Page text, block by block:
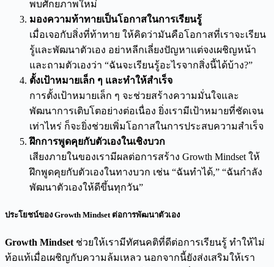
พบศักยภาพใหม่
มองความท้าทายเป็นโอกาสในการเรียนรู้
เมื่อเจอกับสิ่งที่ท้าทาย ให้คิดว่ามันคือโอกาสที่เราจะเรียน
รู้และพัฒนาตัวเอง อย่าหลีกเลี่ยงปัญหาแต่จงเผชิญหน้า
และถามตัวเองว่า “ฉันจะเรียนรู้อะไรจากสิ่งนี้ได้บ้าง?”
ตั้งเป้าหมายเล็ก ๆ และทำให้สำเร็จ
การตั้งเป้าหมายเล็ก ๆ จะช่วยสร้างความมั่นใจและ
พัฒนาการเติบโตอย่างต่อเนื่อง ยิ่งเรามีเป้าหมายที่ชัดเจน
เท่าไหร่ ก็จะยิ่งช่วยเพิ่มโอกาสในการประสบความสำเร็จ
ฝึกการพูดคุยกับตัวเองในเชิงบวก
เสียงภายในของเรามีผลต่อการสร้าง Growth Mindset ให้
ฝึกพูดคุยกับตัวเองในทางบวก เช่น “ฉันทำได้,” “ฉันกำลัง
พัฒนาตัวเองให้ดีขึ้นทุกวัน”
ประโยชน์ของ Growth Mindset ต่อการพัฒนาตัวเอง
Growth Mindsetช่วยให้เรามีทัศนคติที่ดีต่อการเรียนรู้ ทำให้ไม่
ท้อแท้เมื่อเผชิญกับความล้มเหลว นอกจากนี้ยังส่งเสริมให้เรา